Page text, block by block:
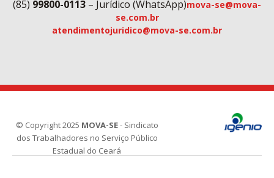
(85) 99800-0113 – Jurídico (WhatsApp)mova-se@mova-
se.com.br
atendimentojuridico@mova-se.com.br
© Copyright 2025 MOVA-SE- Sindicato
dos Trabalhadores no Serviço Público
Estadual do Ceará